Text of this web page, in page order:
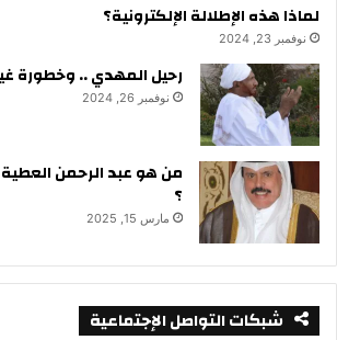
لماذا هذه الإطلالة الإلكترونية؟
نوفمبر 23, 2024
رحيل المهدي .. وخطورة
نوفمبر 26, 2024
من هو عبد الرحمن
؟
مارس 15, 2025
شبكات التواصل الإجتماعية